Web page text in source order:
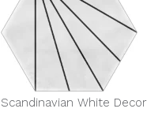
Scandinavian White Decor